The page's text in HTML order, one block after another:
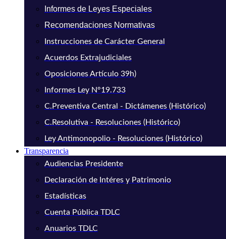
Informes de Leyes Especiales
Recomendaciones Normativas
Instrucciones de Carácter General
Acuerdos Extrajudiciales
Oposiciones Artículo 39h)
Informes Ley N°19.733
C.Preventiva Central - Dictámenes (Histórico)
C.Resolutiva - Resoluciones (Histórico)
Ley Antimonopolio - Resoluciones (Histórico)
Transparencia
Audiencias Presidente
Declaración de Intéres y Patrimonio
Estadísticas
Cuenta Pública TDLC
Anuarios TDLC